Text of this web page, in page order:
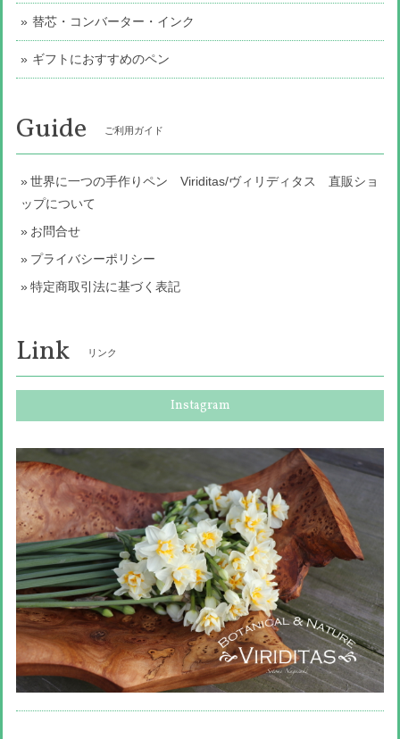
替芯・コンバーター・インク
ギフトにおすすめのペン
Guide ご利用ガイド
世界に一つの手作りペン Viriditas/ヴィリディタス 直販ショ
ップについて
お問合せ
プライバシーポリシー
特定商取引法に基づく表記
Link リンク
Instagram